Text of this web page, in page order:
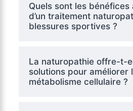
Quels sont les bénéfices
d’un traitement
blessures sportives ?
La naturopathie offre-t-
solutions pour améliorer
métabolisme cellulaire ?